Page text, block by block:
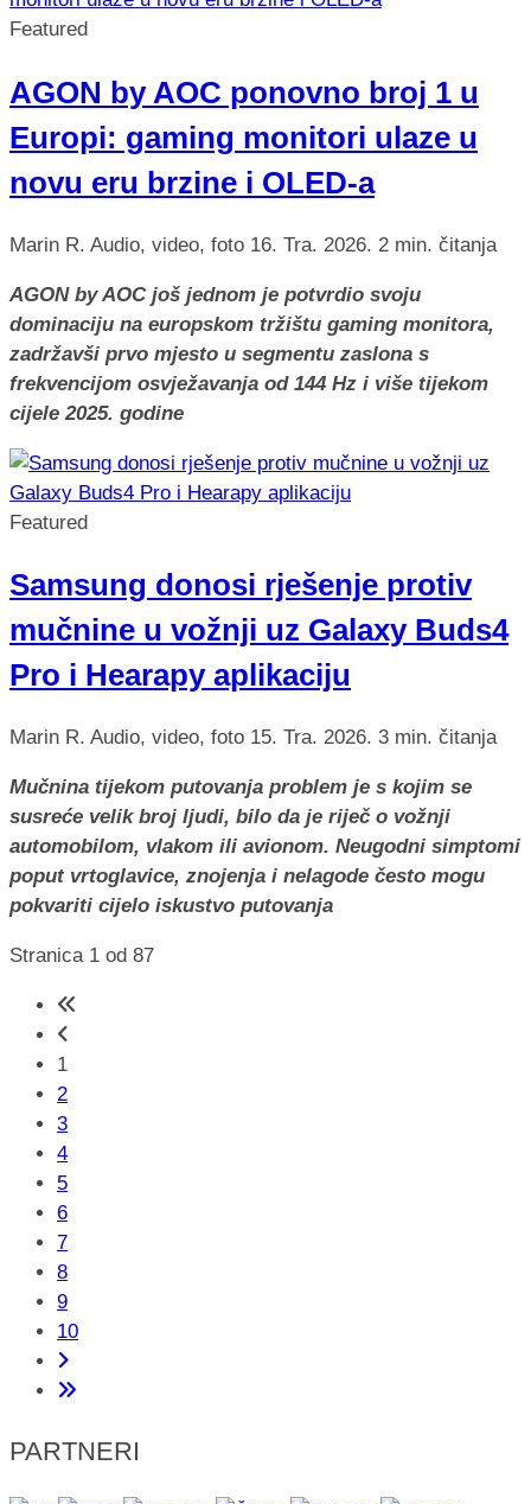
Featured
AGON by AOC ponovno broj 1 u
Europi: gaming monitori ulaze u
novu eru brzine i OLED-a
Marin R. Audio, video, foto 16. Tra. 2026. 2 min. čitanja
AGON by AOC još jednom je potvrdio svoju
dominaciju na europskom tržištu gaming monitora,
zadržavši prvo mjesto u segmentu zaslona s
frekvencijom osvježavanja od 144 Hz i više tijekom
cijele 2025. godine
Featured
Samsung donosi rješenje protiv
mučnine u vožnji uz Galaxy Buds4
Pro i Hearapy aplikaciju
Marin R. Audio, video, foto 15. Tra. 2026. 3 min. čitanja
Mučnina tijekom putovanja problem je s kojim se
susreće velik broj ljudi, bilo da je riječ o vožnji
automobilom, vlakom ili avionom. Neugodni simptomi
poput vrtoglavice, znojenja i nelagode često mogu
pokvariti cijelo iskustvo putovanja
Stranica 1 od 87
1
2
3
4
5
6
7
8
9
10
PARTNERI